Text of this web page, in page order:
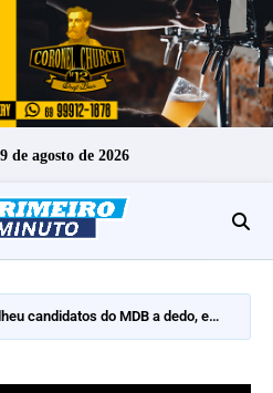
de agosto de 2026
candidatos do MDB a dedo, e